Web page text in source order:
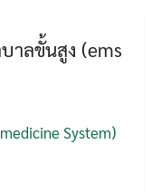
าลขั้นสูง (ems
System)